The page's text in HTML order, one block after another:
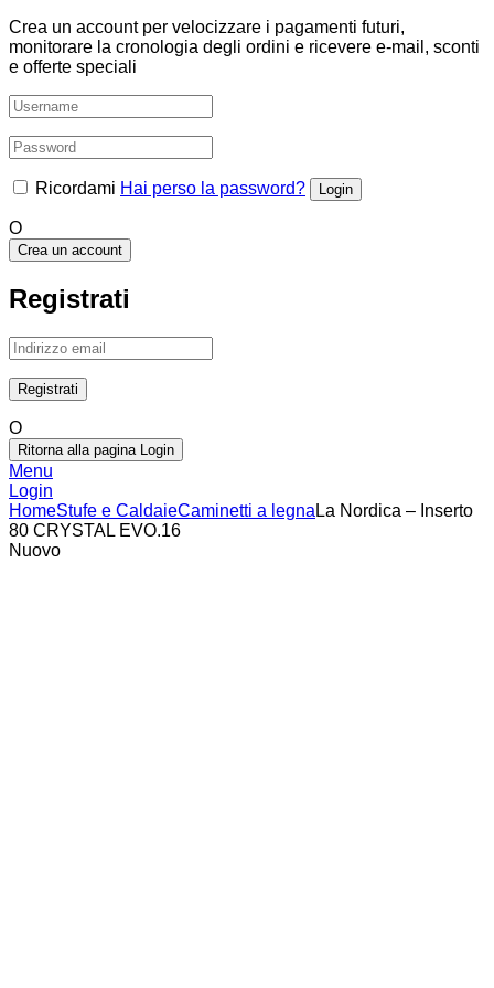
Crea un account per velocizzare i pagamenti futuri,
monitorare la cronologia degli ordini e ricevere e-mail, sconti
e offerte speciali
Ricordami Hai perso la password?
O
Crea un account
Registrati
O
Ritorna alla pagina Login
Menu
Login
HomeStufe e CaldaieCaminetti a legna La Nordica – Inserto
80 CRYSTAL EVO.16
Nuovo